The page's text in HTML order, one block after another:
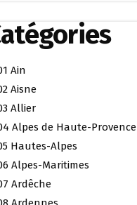
Ain
Aisne
Allier
Alpes de Haute-Provence
Hautes-Alpes
Alpes-Maritimes
Ardêche